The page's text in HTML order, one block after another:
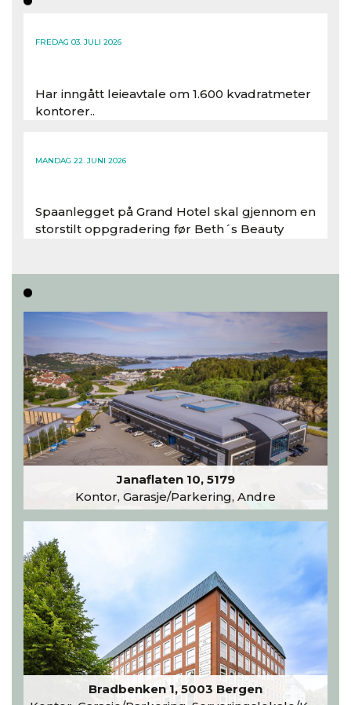
FREDAG 03. JULI 2026
Har inngått leieavtale om 1.600 kvadratmeter
kontorer..
MANDAG 22. JUNI 2026
Spaanlegget på Grand Hotel skal gjennom en
storstilt oppgradering før Beth´s Beauty
Les hele artikkelen
Janaflaten 10, 5179
Kontor, Garasje/Parkering, Andre
Bradbenken 1, 5003 Bergen